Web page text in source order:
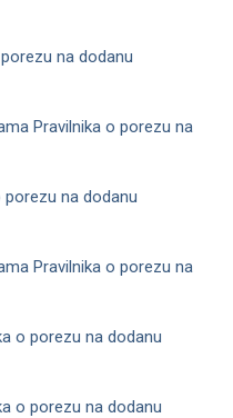
na dodanu
Pravilnika o porezu na
na dodanu
Pravilnika o porezu na
o porezu na dodanu
o porezu na dodanu